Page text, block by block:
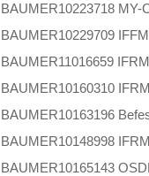
BAUMER10223718 MY-
BAUMER10229709
BAUMER11016659
BAUMER10160310
BAUMER10163196
BAUMER10148998
BAUMER10165143